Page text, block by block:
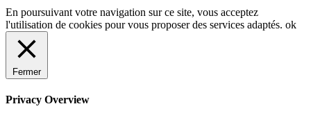
En poursuivant votre navigation sur ce site, vous acceptez
l'utilisation de cookies pour vous proposer des services adaptés. ok
Fermer
Privacy Overview